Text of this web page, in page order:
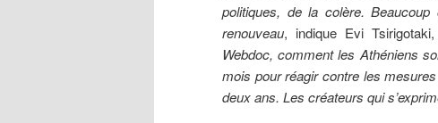
politiques, de la colère.
renouveau, indique Evi Tsirigotaki,
Webdoc, comment les Athéniens
mois pour réagir contre les
deux ans. Les créateurs qui